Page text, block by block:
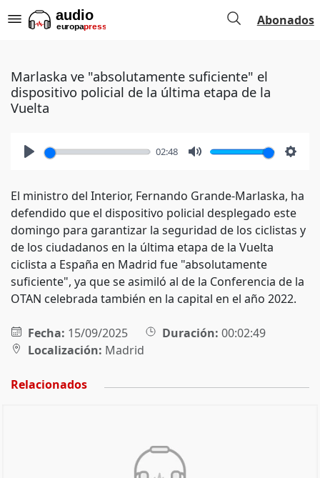
Abonados
Marlaska ve "absolutamente suficiente" el
dispositivo policial de la última etapa de la
Vuelta
02:48
El ministro del Interior, Fernando Grande-Marlaska, ha
defendido que el dispositivo policial desplegado este
domingo para garantizar la seguridad de los ciclistas y
de los ciudadanos en la última etapa de la Vuelta
ciclista a España en Madrid fue "absolutamente
suficiente", ya que se asimiló al de la Conferencia de la
OTAN celebrada también en la capital en el año 2022.
Fecha: 15/09/2025 Duración: 00:02:49
Localización: Madrid
Relacionados